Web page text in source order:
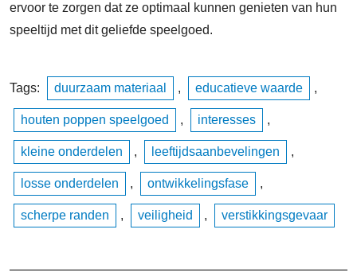
ervoor te zorgen dat ze optimaal kunnen genieten van hun
speeltijd met dit geliefde speelgoed.
Tags: duurzaam materiaal , educatieve waarde ,
houten poppen speelgoed , interesses ,
kleine onderdelen , leeftijdsaanbevelingen ,
losse onderdelen , ontwikkelingsfase ,
scherpe randen , veiligheid , verstikkingsgevaar